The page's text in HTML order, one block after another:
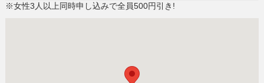
※女性3人以上同時申し込みで全員500円引き!